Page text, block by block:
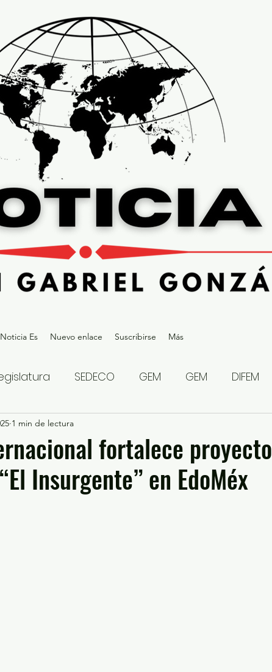
Es Nuevo enlace Suscribirse Más
SEDECO GEM GEM DIFEM
Gubernatura Edoméx 2023
Justicia Denuncia Ciudadana
fortalece proyecto
Insurgente” en EdoMéx
1 min de lectura